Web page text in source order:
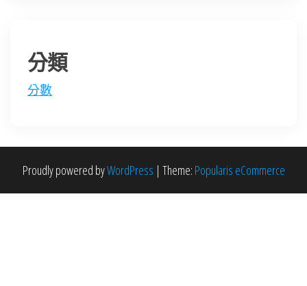
分類
分數
Proudly powered byWordPress | Theme: Popularis eCommerce